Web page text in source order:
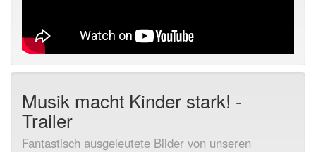
Musik macht Kinder stark! -
Trailer
Fantastisch ausgeleutete Bilder von unseren